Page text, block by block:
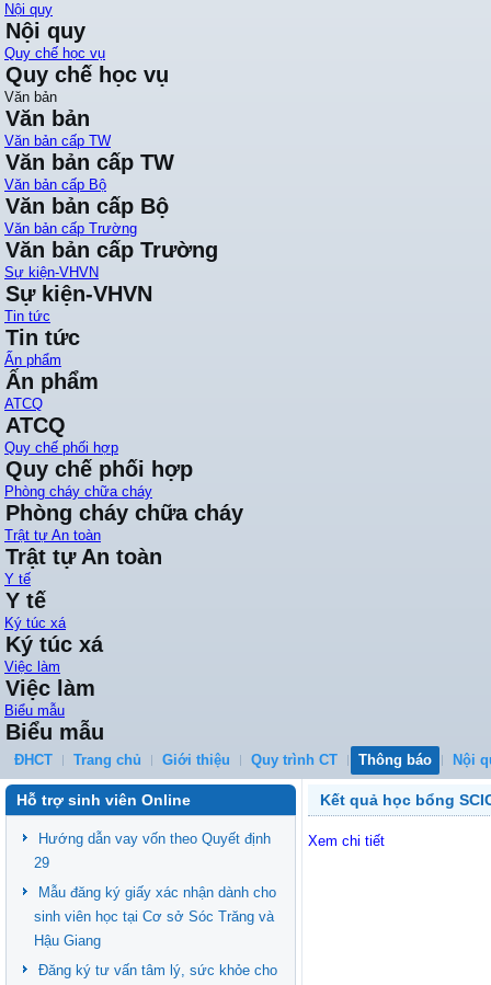
Nội quy
Nội quy
Quy chế học vụ
Quy chế học vụ
Văn bản
Văn bản
Văn bản cấp TW
Văn bản cấp TW
Văn bản cấp Bộ
Văn bản cấp Bộ
Văn bản cấp Trường
Văn bản cấp Trường
Sự kiện-VHVN
Sự kiện-VHVN
Tin tức
Tin tức
Ấn phẩm
Ấn phẩm
ATCQ
ATCQ
Quy chế phối hợp
Quy chế phối hợp
Phòng cháy chữa cháy
Phòng cháy chữa cháy
Trật tự An toàn
Trật tự An toàn
Y tế
Y tế
Ký túc xá
Ký túc xá
Việc làm
Việc làm
Biểu mẫu
Biểu mẫu
ĐHCT Trang chủ Giới thiệu Quy trình CT Thông báo Nội
Hỗ trợ sinh viên Online
Hướng dẫn vay vốn theo Quyết định
29
Mẫu đăng ký giấy xác nhận dành cho
sinh viên học tại Cơ sở Sóc Trăng và
Hậu Giang
Đăng ký tư vấn tâm lý, sức khỏe cho
Kết quả học bổng
Xem chi tiết